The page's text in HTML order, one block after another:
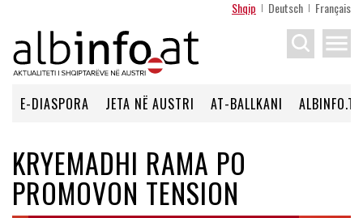
Shqip Deutsch Français
menu
E-DIASPORA JETA NË AUSTRI AT-BALLKANI ALBINFO.TV
KRYEMADHI RAMA PO
PROMOVON TENSION